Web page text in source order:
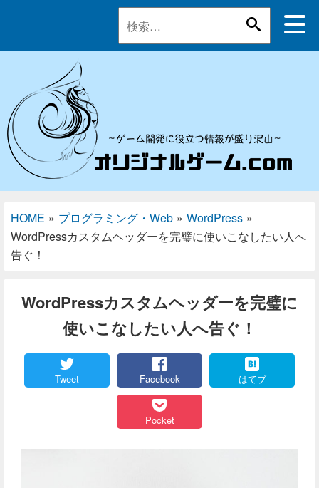
HOME » プログラミング・Web » WordPress »
WordPressカスタムヘッダーを完璧に使いこなしたい人へ
告ぐ！
WordPressカスタムヘッダーを完璧に
使いこなしたい人へ告ぐ！
Tweet Facebook はてブ
Pocket